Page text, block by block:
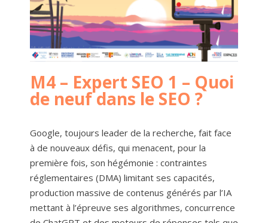
M4 – Expert SEO 1 – Quoi
de neuf dans le SEO ?
Google, toujours leader de la recherche, fait face
à de nouveaux défis, qui menacent, pour la
première fois, son hégémonie : contraintes
réglementaires (DMA) limitant ses capacités,
production massive de contenus générés par l’IA
mettant à l’épreuve ses algorithmes, concurrence